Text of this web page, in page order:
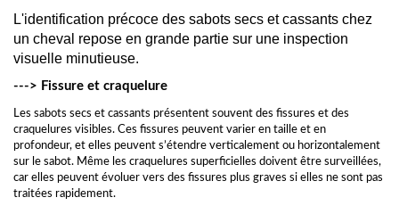
L'identification précoce des sabots secs et cassants chez
un cheval repose en grande partie sur une inspection
visuelle minutieuse.
---> Fissure et craquelure
Les sabots secs et cassants présentent souvent des fissures et des
craquelures visibles. Ces fissures peuvent varier en taille et en
profondeur, et elles peuvent s’étendre verticalement ou horizontalement
sur le sabot. Même les craquelures superficielles doivent être surveillées,
car elles peuvent évoluer vers des fissures plus graves si elles ne sont pas
traitées rapidement.